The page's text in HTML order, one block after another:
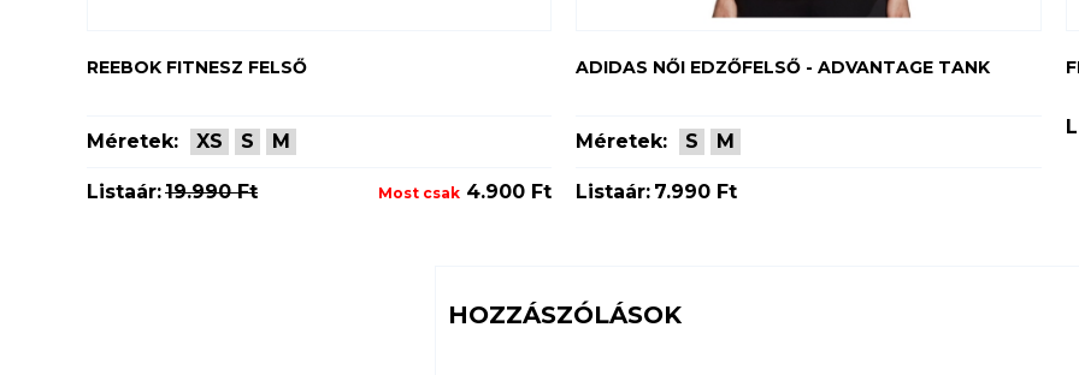
REEBOK FITNESZ FELSŐ
Méretek: XS S M
Listaár:19.990 Ft Most csak 4.900 Ft
ADIDAS NŐI EDZŐFELSŐ - ADVANTAGE TANK
Méretek: S M
Listaár: 7.990 Ft
HOZZÁSZÓLÁSOK